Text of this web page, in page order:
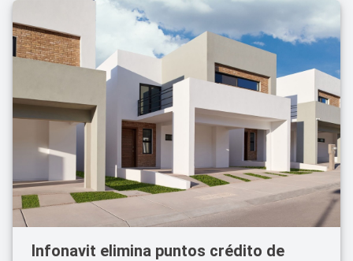
Infonavit elimina puntos crédito de